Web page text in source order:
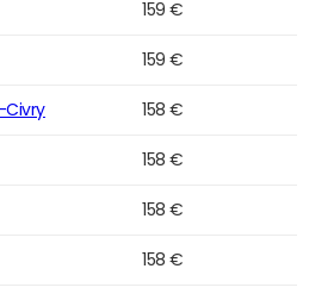
159 €
159 €
Civry 158 €
158 €
158 €
158 €